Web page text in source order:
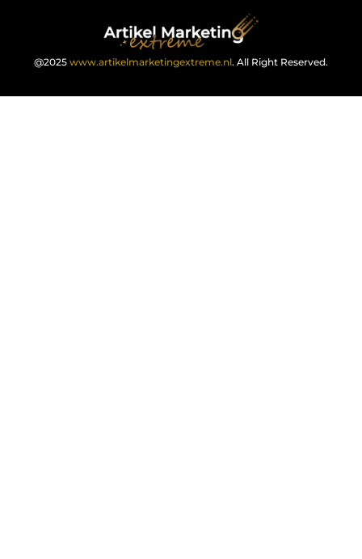
@2025 www.artikelmarketingextreme.nl. All Right Reserved.